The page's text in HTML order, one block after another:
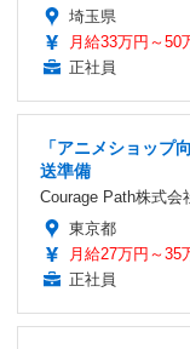
埼玉県
月給33万円～50
正社員
「アニメショップ
送準備
Courage Path株式会
東京都
月給27万円～35
正社員